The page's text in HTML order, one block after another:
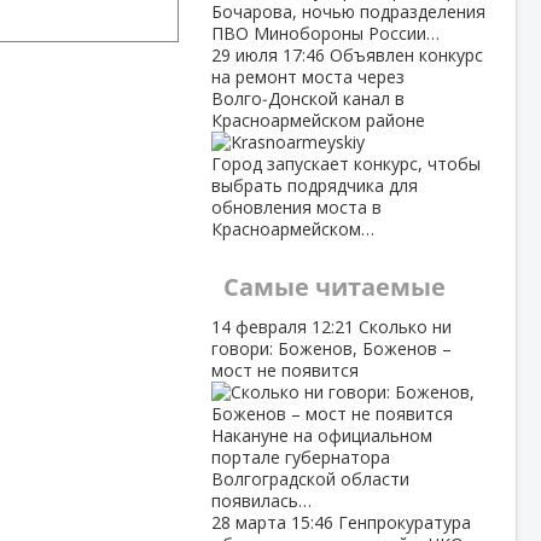
Бочарова, ночью подразделения
ПВО Минобороны России…
29 июля 17:46 Объявлен конкурс
на ремонт моста через
Волго‑Донской канал в
Красноармейском районе
Город запускает конкурс, чтобы
выбрать подрядчика для
обновления моста в
Красноармейском…
Самые читаемые
14 февраля 12:21 Сколько ни
говори: Боженов, Боженов –
мост не появится
Накануне на официальном
портале губернатора
Волгоградской области
появилась…
28 марта 15:46 Генпрокуратура